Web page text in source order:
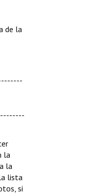
de la
la
la
lista
si